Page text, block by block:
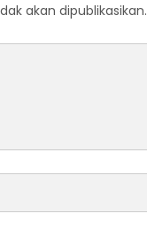
akan dipublikasikan.